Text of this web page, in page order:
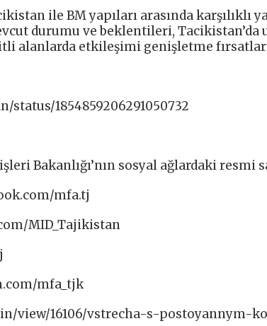
ile BM yapıları arasında karşılıklı
durumu ve beklentileri,
alanlarda etkileşimi genişletme
1854859206291050732
Bakanlığı’nın sosyal ağlardaki resmi
mfa.tj​
MID_Tajikistan​
mfa_tjk
view/16106/vstrecha-s-postoyannym-